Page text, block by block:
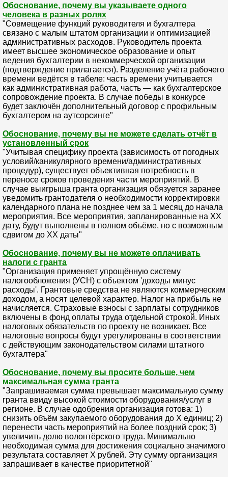
Обоснование, почему вы указываете одного
человека в разных ролях
"Совмещение функций руководителя и бухгалтера
связано с малым штатом организации и оптимизацией
административных расходов. Руководитель проекта
имеет высшее экономическое образование и опыт
ведения бухгалтерии в некоммерческой организации
(подтверждение прилагается). Разделение учёта рабочего
времени ведётся в табеле: часть времени учитывается
как административная работа, часть — как бухгалтерское
сопровождение проекта. В случае победы в конкурсе
будет заключён дополнительный договор с профильным
бухгалтером на аутсорсинге"
Обоснование, почему вы не можете сделать отчёт в
установленный срок
"Учитывая специфику проекта (зависимость от погодных
условий/каникулярного времени/административных
процедур), существует объективная потребность в
переносе сроков проведения части мероприятий. В
случае выигрыша гранта организация обязуется заранее
уведомить грантодателя о необходимости корректировки
календарного плана не позднее чем за 1 месяц до начала
мероприятия. Все мероприятия, запланированные на XX
дату, будут выполнены в полном объёме, но с возможным
сдвигом до XX даты"
Обоснование, почему вы не можете оплачивать
налоги с гранта
"Организация применяет упрощённую систему
налогообложения (УСН) с объектом 'доходы минус
расходы'. Грантовые средства не являются коммерческим
доходом, а носят целевой характер. Налог на прибыль не
начисляется. Страховые взносы с зарплаты сотрудников
включены в фонд оплаты труда отдельной строкой. Иных
налоговых обязательств по проекту не возникает. Все
налоговые вопросы будут урегулированы в соответствии
с действующим законодательством силами штатного
бухгалтера"
Обоснование, почему вы просите больше, чем
максимальная сумма гранта
"Запрашиваемая сумма превышает максимальную сумму
гранта ввиду высокой стоимости оборудования/услуг в
регионе. В случае одобрения организация готова: 1)
снизить объём закупаемого оборудования до X единиц; 2)
перенести часть мероприятий на более поздний срок; 3)
увеличить долю волонтёрского труда. Минимально
необходимая сумма для достижения социально значимого
результата составляет X рублей. Эту сумму организация
запрашивает в качестве приоритетной"